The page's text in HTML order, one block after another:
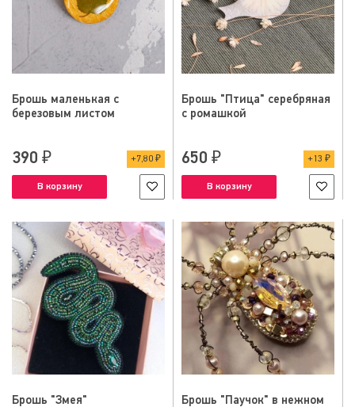
Брошь маленькая с
березовым листом
390 ₽ 7,80 ₽
В корзину
Брошь "Птица" серебряная
с ромашкой
650 ₽ 13 ₽
В корзину
Брошь "Змея"
Брошь "Паучок" в нежном